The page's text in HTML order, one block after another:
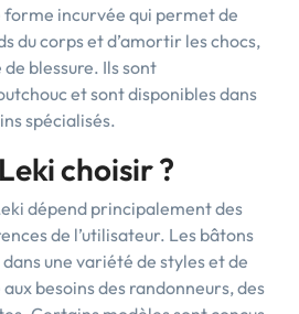
forme incurvée qui permet de
du corps et d’amortir les chocs,
blessure. Ils sont
et sont disponibles dans
spécialisés.
choisir ?
dépend principalement des
de l’utilisateur. Les bâtons
une variété de styles et de
besoins des randonneurs, des